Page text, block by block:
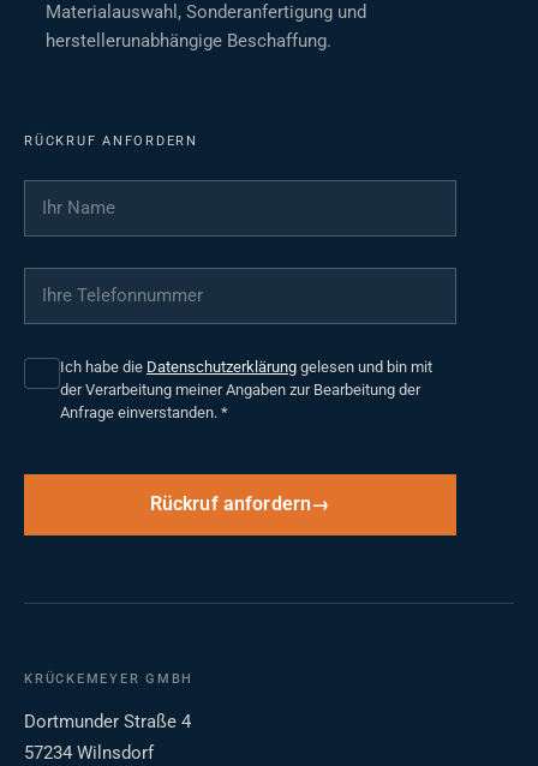
Materialauswahl, Sonderanfertigung und
herstellerunabhängige Beschaffung.
RÜCKRUF ANFORDERN
Ihr Name
Ihre Telefonnummer
Ich habe die Datenschutzerklärung gelesen und bin mit
der Verarbeitung meiner Angaben zur Bearbeitung der
Anfrage einverstanden. *
Rückruf anfordern
KRÜCKEMEYER GMBH
Dortmunder Straße 4
57234 Wilnsdorf